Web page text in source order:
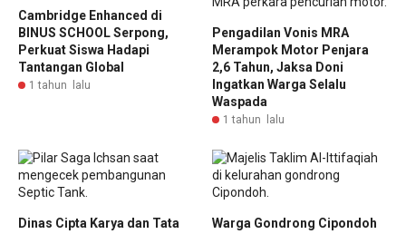
Cambridge Enhanced di
BINUS SCHOOL Serpong,
Perkuat Siswa Hadapi
Tantangan Global
1 tahun lalu
Pengadilan Vonis MRA
Merampok Motor Penjara
2,6 Tahun, Jaksa Doni
Ingatkan Warga Selalu
Waspada
1 tahun lalu
Dinas Cipta Karya dan Tata
Warga Gondrong Cipondoh